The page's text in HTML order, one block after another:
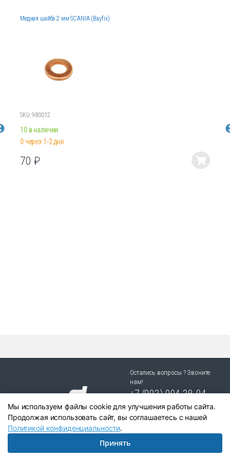
Медная шайба 2 мм SCANIA (Bayfix)
SKU: 980012
10 в наличии
0 через 1-2 дня
70 ₽
Этот
Остались вопросы ? Звоните
нам!
+7 (903) 904 38-94
г. Новосибирск, ул. Степная
25/1 к.1
Мы используем файлы cookie для улучшения работы сайта.
Продолжая использовать сайт, вы соглашаетесь с нашей
Политикой конфиденциальности.
Принять
Написать в Telegram:+79039043894